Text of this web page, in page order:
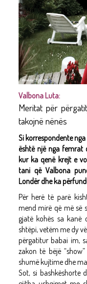
Valbona Luta:
Meritat për
takojnë nënës
Si korrespondente nga
është një nga femrat
kur ka qenë krejt e
tani që Valbona
Londër dhe ka
Për herë të parë
mend mirë që më së
gjatë kohës sa
shtëpi, vetëm me dy
përgatitur babai im,
zakon të bëjë
shumë kujtime dhe
Sot, si bashkëshorte